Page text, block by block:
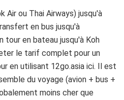
Air ou Thai Airways) jusqu'à
en bus jusqu'à
tour en bateau jusqu'à Koh
le tarif complet pour un
en utilisant 12go.asia ici. Il est
du voyage (avion + bus +
moins cher que